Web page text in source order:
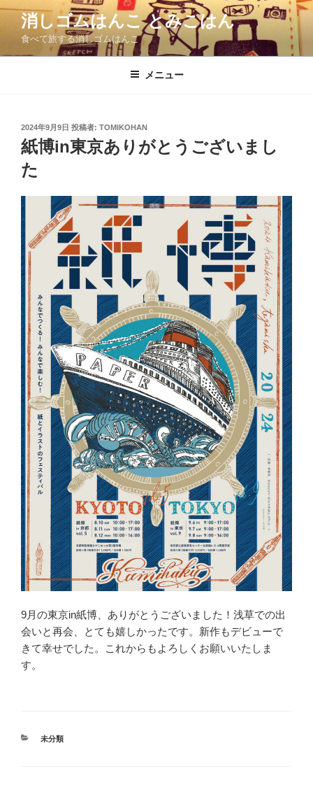
コ
ン
消しゴムはんこ とみこはん
食べて旅する消しゴムはんこ
メニュー
投
稿
日:
2024年9月9日 投稿者: TOMIKOHAN
紙博in東京ありがとうございまし
た
9月の東京in紙博、ありがとうございました！浅草での出
会いと再会、とても嬉しかったです。新作もデビューで
きて幸せでした。これからもよろしくお願いいたしま
す。
カ
未分類